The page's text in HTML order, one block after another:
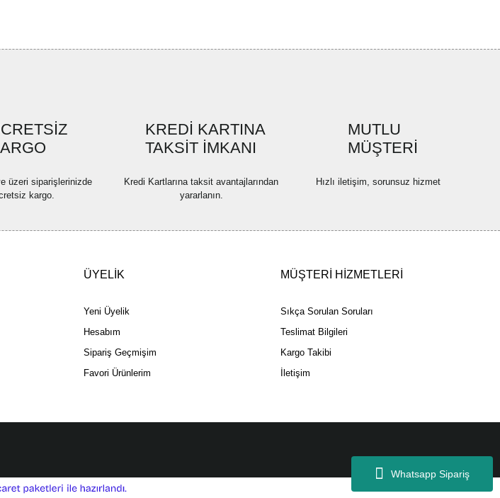
Whatsapp Sipariş
Ürün fiyatı diğer sitelerden daha pahalı.
Bu ürüne benzer farklı alternatifler olmalı.
üzeri siparişlerinizde
kargo.
KREDİ KARTINA
TAKSİT İMKANI
Kredi Kartlarına taksit avantajlarından
yararlanın.
MUTLU
MÜŞTERİ
Hızlı iletişim, sorunsuz hizmet
ÜYELİK
Yeni Üyelik
Hesabım
Sipariş Geçmişim
Favori Ürünlerim
MÜŞTERİ HİZMETLERİ
Sıkça Sorulan Soruları
Teslimat Bilgileri
Kargo Takibi
İletişim
e-